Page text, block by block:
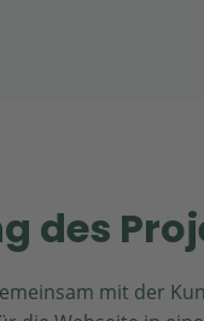
des
mit der